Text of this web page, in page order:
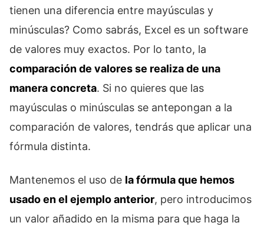
tienen una diferencia entre mayúsculas y
minúsculas? Como sabrás, Excel es un software
de valores muy exactos. Por lo tanto, la
comparación de valores se realiza de una
manera concreta. Si no quieres que las
mayúsculas o minúsculas se antepongan a la
comparación de valores, tendrás que aplicar una
fórmula distinta.
Mantenemos el uso de la fórmula que hemos
usado en el ejemplo anterior, pero introducimos
un valor añadido en la misma para que haga la